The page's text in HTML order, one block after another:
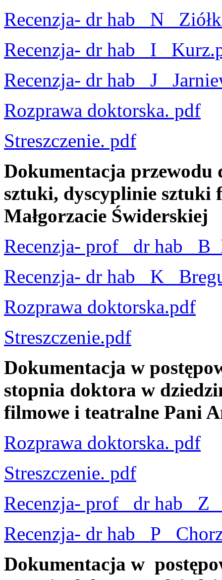
Recenzja- dr hab_ N_
Recenzja- dr hab_ I_
Recenzja- dr hab_ J_
Rozprawa doktorska. pdf
Streszczenie. pdf
Dokumentacja przewodu
sztuki, dyscyplinie sztuki
Małgorzacie Świderskiej
Recenzja- prof_ dr hab_
Recenzja- dr hab_ K_
Rozprawa doktorska.pdf
Streszczenie.pdf
Dokumentacja w
stopnia doktora w
filmowe i teatralne Pani
Rozprawa doktorska. pdf
Streszczenie. pdf
Recenzja- prof_ dr hab_
Recenzja- dr hab_ P_
Dokumentacja w